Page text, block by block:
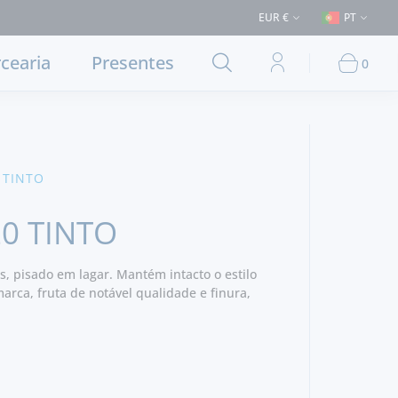
em Lisboa e concelhos limítrofes) ⚠️ Envios para Portugal e
EUR € PT
Presentes 0
TINTO
pisado em lagar. Mantém intacto o estilo
fruta de notável qualidade e finura,
sedosa que envolve taninos sólidos,